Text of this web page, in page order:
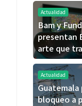
Actualidad
Bam y
presentan
arte que
Actualidad
bloqueo a